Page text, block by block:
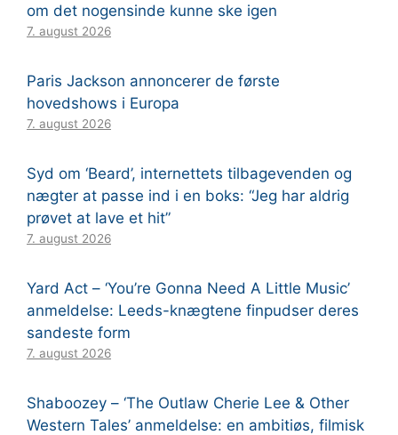
om det nogensinde kunne ske igen
7. august 2026
Paris Jackson annoncerer de første
hovedshows i Europa
7. august 2026
Syd om ‘Beard’, internettets tilbagevenden og
nægter at passe ind i en boks: “Jeg har aldrig
prøvet at lave et hit”
7. august 2026
Yard Act – ‘You’re Gonna Need A Little Music’
anmeldelse: Leeds-knægtene finpudser deres
sandeste form
7. august 2026
Shaboozey – ‘The Outlaw Cherie Lee & Other
Western Tales’ anmeldelse: en ambitiøs, filmisk